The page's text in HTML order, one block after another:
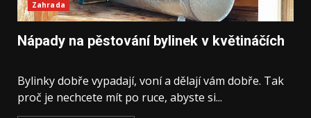
Zahrada
Nápady na pěstování bylinek v květináčích
Bylinky dobře vypadají, voní a dělají vám dobře. Tak
proč je nechcete mít po ruce, abyste si...